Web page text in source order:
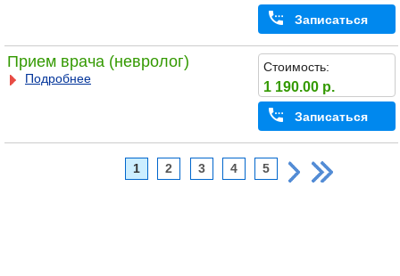
Записаться
Прием врача (невролог)
Подробнее
Стоимость:
1 190.00 р.
Записаться
1 2 3 4 5